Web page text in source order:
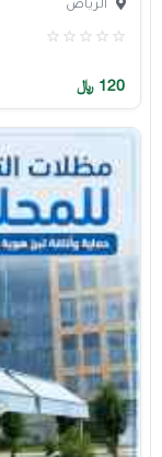
الرياض
120 ﷼